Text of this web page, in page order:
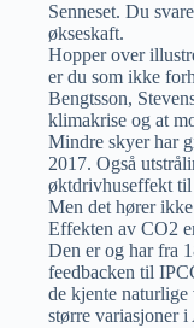
Senneset. Du
økseskaft.
Hopper over
er du som ikke
Bengtsson,
klimakrise og at
Mindre skyer har
2017. Også
øktdrivhuseffekt
Men det hører
Effekten av CO2
Den er og har fra
feedbacken til
de kjente
større variasjoner